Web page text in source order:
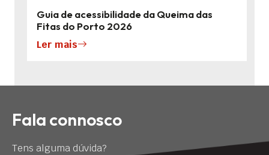
Guia de acessibilidade da Queima das
Fitas do Porto 2026
Ler mais
Fala connosco
Tens alguma dúvida?